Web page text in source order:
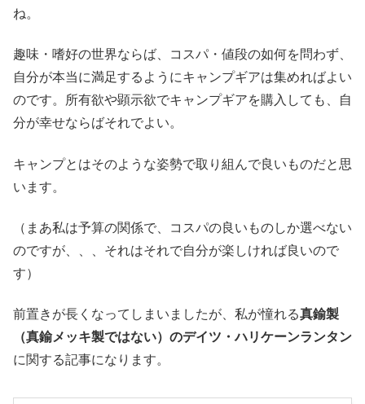
ね。
趣味・嗜好の世界ならば、コスパ・値段の如何を問わず、
自分が本当に満足するようにキャンプギアは集めればよい
のです。所有欲や顕示欲でキャンプギアを購入しても、自
分が幸せならばそれでよい。
キャンプとはそのような姿勢で取り組んで良いものだと思
います。
（まあ私は予算の関係で、コスパの良いものしか選べない
のですが、、、それはそれで自分が楽しければ良いので
す）
前置きが長くなってしまいましたが、私が憧れる真鍮製
（真鍮メッキ製ではない）のデイツ・ハリケーンランタン
に関する記事になります。